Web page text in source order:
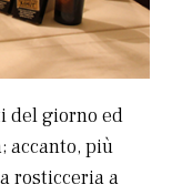
del giorno ed
accanto, più
rosticceria a